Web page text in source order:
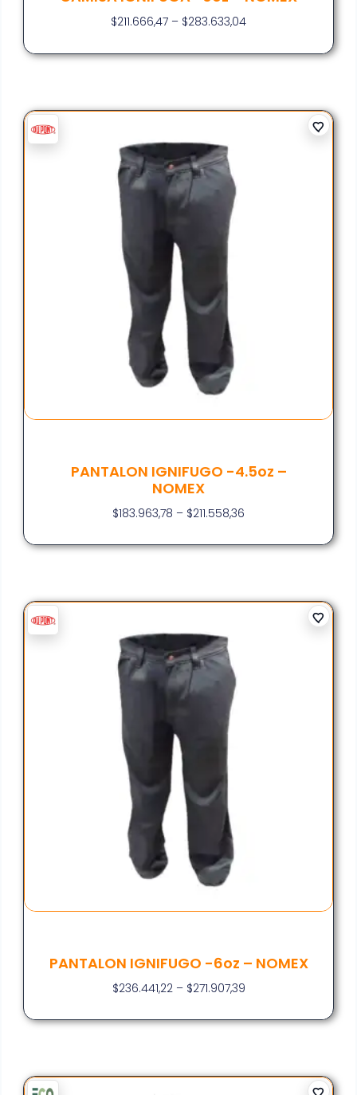
$211.666,47 – $283.633,04
PANTALON IGNIFUGO -4.5oz –
NOMEX
$183.963,78 – $211.558,36
PANTALON IGNIFUGO -6oz – NOMEX
$236.441,22 – $271.907,39